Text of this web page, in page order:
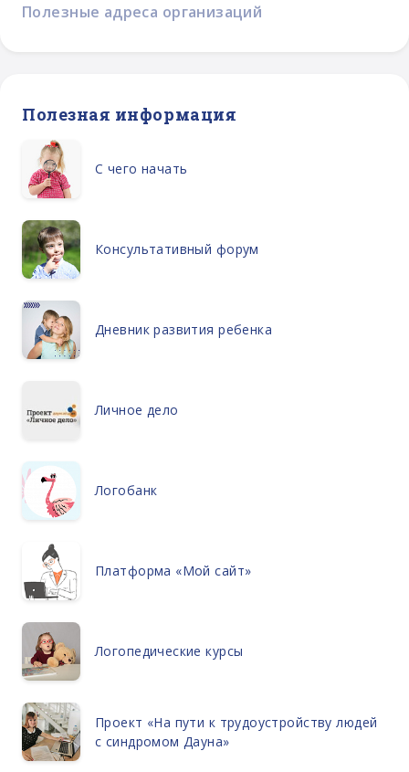
Полезные адреса организаций
Полезная информация
С чего начать
Консультативный форум
Дневник развития ребенка
Личное дело
Логобанк
Платформа «Мой сайт»
Логопедические курсы
Проект «На пути к трудоустройству людей
с синдромом Дауна»